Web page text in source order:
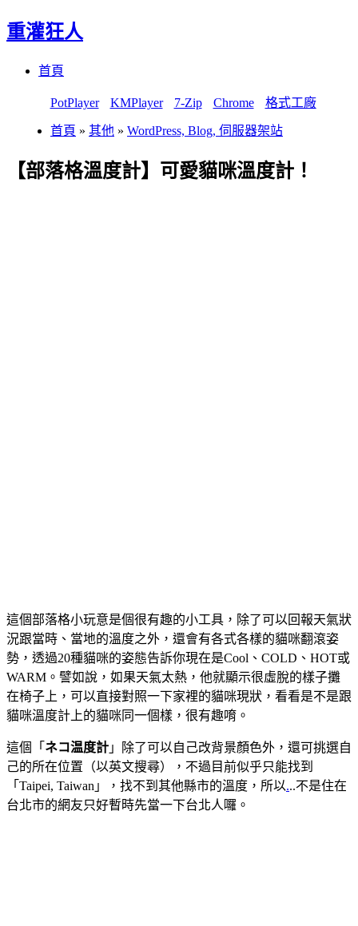
重灌狂人
首頁
PotPlayer KMPlayer 7-Zip Chrome 格式工廠
首頁 » 其他 » WordPress, Blog, 伺服器架站
【部落格溫度計】可愛貓咪溫度計！
這個部落格小玩意是個很有趣的小工具，除了可以回報天氣狀
況跟當時、當地的溫度之外，還會有各式各樣的貓咪翻滾姿
勢，透過20種貓咪的姿態告訴你現在是Cool、COLD、HOT或
WARM。譬如說，如果天氣太熱，他就顯示很虛脫的樣子攤
在椅子上，可以直接對照一下家裡的貓咪現狀，看看是不是跟
貓咪溫度計上的貓咪同一個樣，很有趣唷。
這個「 ネコ温度計 」除了可以自己改背景顏色外，還可挑選自
己的所在位置（以英文搜尋），不過目前似乎只能找到
「Taipei, Taiwan」，找不到其他縣市的溫度，所以...不是住在
台北市的網友只好暫時先當一下台北人囉。